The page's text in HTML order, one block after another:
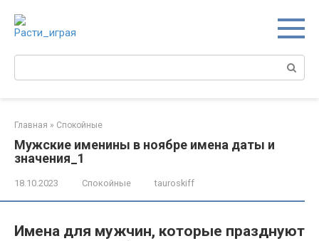
контенту
Поиск:
Главная » Спокойные
Мужские именины в ноябре имена даты и
значения_1
18.10.2023 Спокойные tauroskiff
Имена для мужчин, которые празднуют